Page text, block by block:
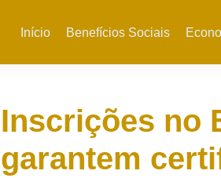
Início Benefícios Sociais
Inscrições no
garantem